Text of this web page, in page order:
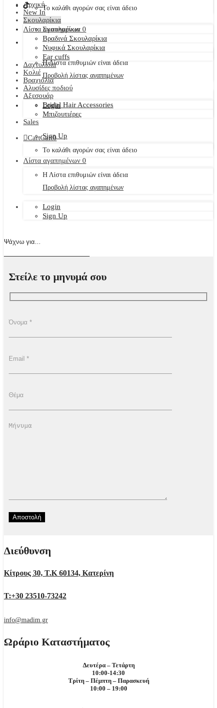
Το καλάθι αγορών σας είναι άδειο
Λίστα αγαπημένων 0
Η Λίστα επιθυμιών είναι άδεια
Προβολή λίστας αγαπημένων
Login
Sign Up
Αρχική
New In
Σκουλαρίκια
Σκουλαρίκια
Βραδινά Σκουλαρίκια
Νυφικά Σκουλαρίκια
Ear cuffs
Δαχτυλίδια
Κολιέ
Βραχιόλια
Αλυσίδες ποδιού
Αξεσουάρ
Bridal Hair Accessories
Μπιζουτιέρες
Sales
CartCart0
Το καλάθι αγορών σας είναι άδειο
Λίστα αγαπημένων 0
Η Λίστα επιθυμιών είναι άδεια
Προβολή λίστας αγαπημένων
Login
Sign Up
Στείλε το μηνυμά σου
Διεύθυνση
Κίτρους 30, Τ.Κ 60134, Κατερίνη
Τ:+30 23510-73242
info@madim.gr
Ωράριο Καταστήματος
Δευτέρα – Τετάρτη
10:00-14:30
Τρίτη – Πέμπτη – Παρασκευή
10:00 – 19:00